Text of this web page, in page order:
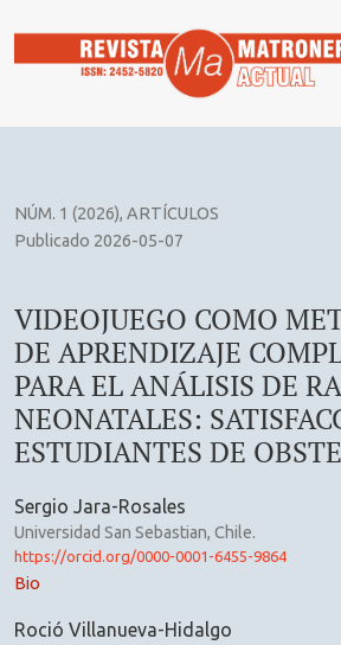
NÚM. 1 (2026), ARTÍCULOS
VIDEOJUEGO COMO
DE APRENDIZAJE
PARA EL ANÁLISIS DE
NEONATALES:
ESTUDIANTES DE
Publicado 2026-05-07
Sergio Jara-Rosales
Universidad San Sebastian, Chile.
https://orcid.org/0000-0001-6455-9864
Bio
Roció Villanueva-Hidalgo